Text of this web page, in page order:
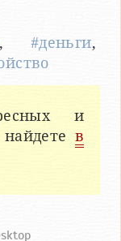
#деньги,
и
в